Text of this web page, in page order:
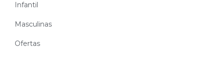
Infantil
Masculinas
Ofertas